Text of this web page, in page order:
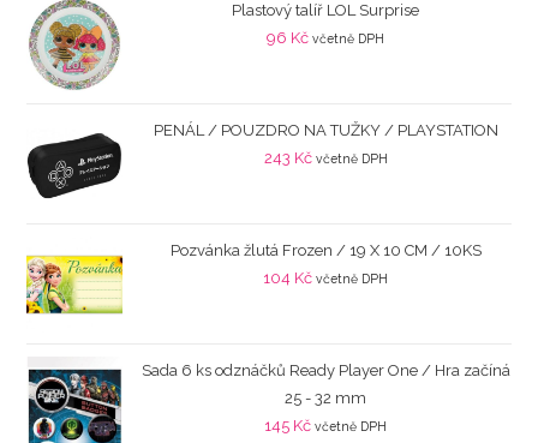
Plastový talíř LOL Surprise
96 Kč včetně DPH
PENÁL / POUZDRO NA TUŽKY / PLAYSTATION
243 Kč včetně DPH
Pozvánka žlutá Frozen / 19 X 10 CM / 10KS
104 Kč včetně DPH
Sada 6 ks odznáčků Ready Player One / Hra začíná
25 - 32 mm
145 Kč včetně DPH